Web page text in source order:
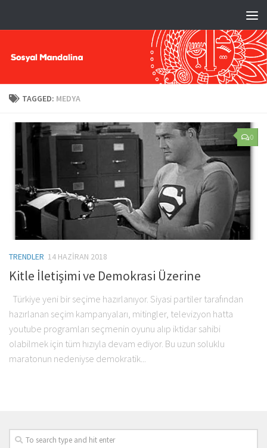
TAGGED: MEDYA
0
TRENDLER 14 HAZIRAN 2018
Kitle İletişimi ve Demokrasi Üzerine
Türkiye yeni bir seçime hazırlanıyor. Siyasi partiler tarafından
hazırlanan seçim kampanyaları, mitingler, televizyon hatta
youtube programları seçmenin oyunu alıp iktidar sahibi
olabilmek için tüm hızıyla devam ediyor. Bu uzun soluklu
maratonun nedeniyse demokratik...